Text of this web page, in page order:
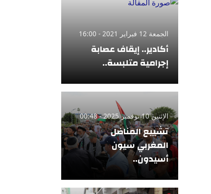
الجمعة 12 فبراير 2021 - 16:00
أكادير.. إيقاف عصابة
إجرامية متلبسة..
الإثنين 10 نوفمبر 2025 - 00:48
تشييع المناضل
المغربي سيون
أسيدون..